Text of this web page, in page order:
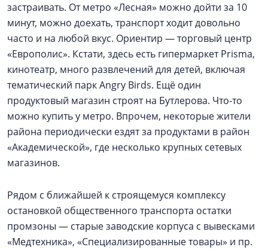
застраивать. От метро «Лесная» можно дойти за 10
минут, можно доехать, транспорт ходит довольно
часто и на любой вкус. Ориентир — торговый центр
«Европолис». Кстати, здесь есть гипермаркет Prisma,
кинотеатр, много развлечений для детей, включая
тематический парк Angry Birds. Ещё один
продуктовый магазин строят на Бутлерова. Что-то
можно купить у метро. Впрочем, некоторые жители
района периодически ездят за продуктами в район
«Академической», где несколько крупных сетевых
магазинов.
Рядом с ближайшей к строящемуся комплексу
остановкой общественного транспорта остатки
промзоны — старые заводские корпуса с вывесками
«Медтехника», «Специализированные товары» и пр.